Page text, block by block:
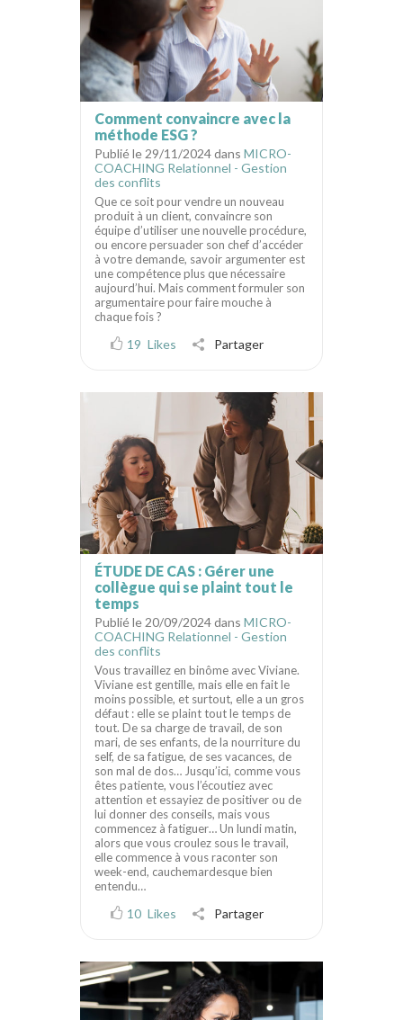
Comment convaincre avec la
méthode ESG ?
Publié le 29/11/2024 dans MICRO-
COACHING Relationnel - Gestion
des conflits
Que ce soit pour vendre un nouveau
produit à un client, convaincre son
équipe d’utiliser une nouvelle procédure,
ou encore persuader son chef d’accéder
à votre demande, savoir argumenter est
une compétence plus que nécessaire
aujourd’hui. Mais comment formuler son
argumentaire pour faire mouche à
chaque fois ?
19 Likes Partager
ÉTUDE DE CAS : Gérer une
collègue qui se plaint tout le
temps
Publié le 20/09/2024 dans MICRO-
COACHING Relationnel - Gestion
des conflits
Vous travaillez en binôme avec Viviane.
Viviane est gentille, mais elle en fait le
moins possible, et surtout, elle a un gros
défaut : elle se plaint tout le temps de
tout. De sa charge de travail, de son
mari, de ses enfants, de la nourriture du
self, de sa fatigue, de ses vacances, de
son mal de dos… Jusqu’ici, comme vous
êtes patiente, vous l’écoutiez avec
attention et essayiez de positiver ou de
lui donner des conseils, mais vous
commencez à fatiguer… Un lundi matin,
alors que vous croulez sous le travail,
elle commence à vous raconter son
week-end, cauchemardesque bien
entendu…
10 Likes Partager